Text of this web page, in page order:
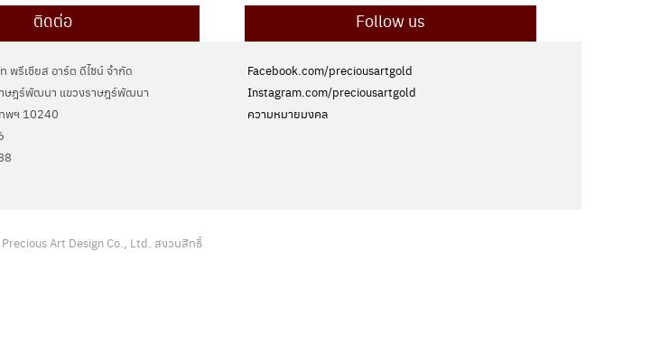
ติดต่อ Follow us
พรีเชียส อาร์ต ดีไซน์ จำกัด
ฎร์พัฒนา แขวงราษฎร์พัฒนา
พฯ 10240
Facebook.com/preciousartgold
Instagram.com/preciousartgold
ความหมายมงคล
Art Design Co., Ltd. สงวนสิทธิ์